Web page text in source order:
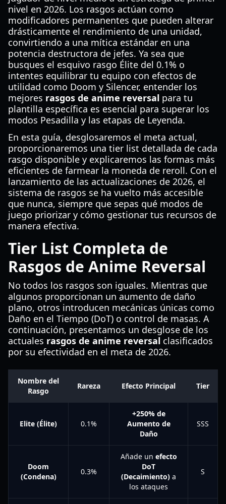
nivel en 2026. Los rasgos actúan como
modificadores permanentes que pueden alterar
drásticamente el rendimiento de una unidad,
convirtiendo a una mítica estándar en una
potencia destructora de jefes. Ya sea que
busques el esquivo rasgo Élite del 0.1% o
intentes equilibrar tu equipo con efectos de
utilidad como Doom y Silencer, entender los
mejores rasgos de anime reversal para tu
plantilla específica es esencial para superar los
modos Pesadilla y las etapas de Leyenda.
En esta guía, desglosaremos el meta actual,
proporcionaremos una tier list detallada de cada
rasgo disponible y explicaremos las formas más
eficientes de farmear la moneda de reroll. Con el
lanzamiento de las actualizaciones de 2026, el
sistema de rasgos se ha vuelto más accesible
que nunca, siempre que sepas qué modos de
juego priorizar y cómo gestionar tus recursos de
manera efectiva.
Tier List Completa de
Rasgos de Anime Reversal
No todos los rasgos son iguales. Mientras que
algunos proporcionan un aumento de daño
plano, otros introducen mecánicas únicas como
Daño en el Tiempo (DoT) o control de masas. A
continuación, presentamos un desglose de los
actuales rasgos de anime reversal clasificados
por su efectividad en el meta de 2026.
Nombre del
Rasgo
Rareza Efecto Principal Tier
Elite (Élite) 0.1%
+250% de
Aumento de
Daño
SSS
Doom
(Condena)
0.3%
Añade un efecto
DoT
(Decaimiento) a
los ataques
S